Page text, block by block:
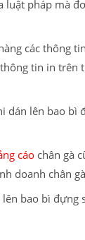
pháp mà
các thông
tin in trên
lên bao
cáo chân gà
doanh chân
bao bì